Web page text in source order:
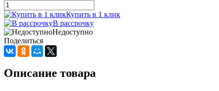
Купить в 1 клик
В рассрочку
Недоступно
Поделиться
Описание товара